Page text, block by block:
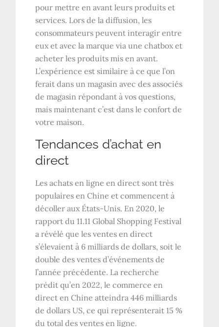
pour mettre en avant leurs produits et
services. Lors de la diffusion, les
consommateurs peuvent interagir entre
eux et avec la marque via une chatbox et
acheter les produits mis en avant.
L’expérience est similaire à ce que l’on
ferait dans un magasin avec des associés
de magasin répondant à vos questions,
mais maintenant c’est dans le confort de
votre maison.
Tendances d’achat en
direct
Les achats en ligne en direct sont très
populaires en Chine et commencent à
décoller aux États-Unis. En 2020, le
rapport du 11.11 Global Shopping Festival
a révélé que les ventes en direct
s’élevaient à 6 milliards de dollars, soit le
double des ventes d’événements de
l’année précédente. La recherche
prédit qu’en 2022, le commerce en
direct en Chine atteindra 446 milliards
de dollars US, ce qui représenterait 15 %
du total des ventes en ligne.